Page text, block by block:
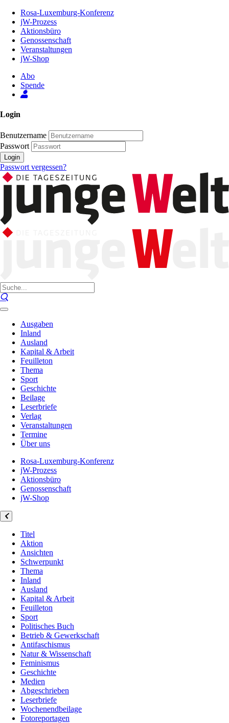
Inhalt
Seite
Rosa-Luxemburg-Konferenz
jW-Prozess
Aktionsbüro
Genossenschaft
Veranstaltungen
jW-Shop
Abo
Spende
Login
Benutzername
Passwort
Login
Passwort vergessen?
Ausgaben
Inland
Ausland
Kapital & Arbeit
Feuilleton
Thema
Sport
Geschichte
Beilage
Leserbriefe
Verlag
Veranstaltungen
Termine
Über uns
Rosa-Luxemburg-Konferenz
jW-Prozess
Aktionsbüro
Genossenschaft
jW-Shop
Titel
Aktion
Ansichten
Schwerpunkt
Thema
Inland
Ausland
Kapital & Arbeit
Feuilleton
Sport
Politisches Buch
Betrieb & Gewerkschaft
Antifaschismus
Natur & Wissenschaft
Feminismus
Geschichte
Medien
Abgeschrieben
Leserbriefe
Wochenendbeilage
Fotoreportagen